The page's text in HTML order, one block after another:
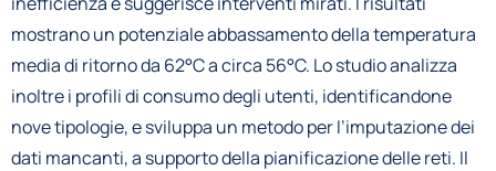
mostrano un potenziale abbassamento della temperatura
media di ritorno da 62°C a circa 56°C. Lo studio analizza
inoltre i profili di consumo degli utenti, identificandone
nove tipologie, e sviluppa un metodo per l’imputazione dei
dati mancanti, a supporto della pianificazione delle reti. Il